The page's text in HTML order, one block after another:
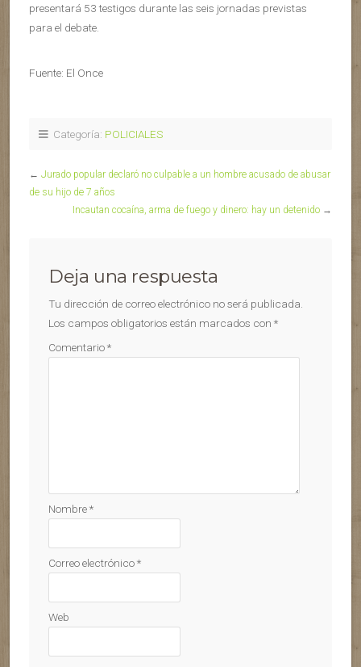
presentará 53 testigos durante las seis jornadas previstas
para el debate.
Fuente: El Once
Categoría: POLICIALES
← Jurado popular declaró no culpable a un hombre acusado de abusar
de su hijo de 7 años
Incautan cocaína, arma de fuego y dinero: hay un detenido →
Deja una respuesta
Tu dirección de correo electrónico no será publicada.
Los campos obligatorios están marcados con *
Comentario*
Nombre*
Correo electrónico*
Web